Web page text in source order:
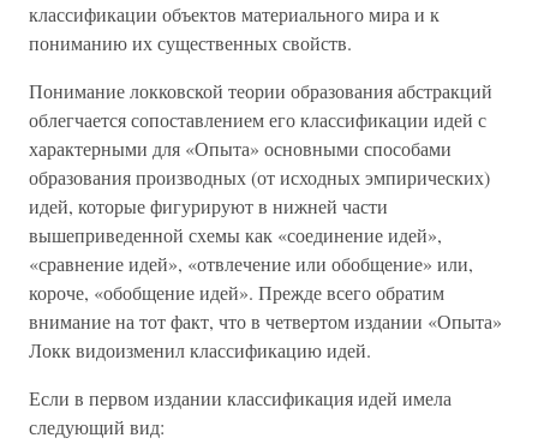
классификации объектов материального мира и к
пониманию их существенных свойств.
Понимание локковской теории образования абстракций
облегчается сопоставлением его классификации идей с
характерными для «Опыта» основными способами
образования производных (от исходных эмпирических)
идей, которые фигурируют в нижней части
вышеприведенной схемы как «соединение идей»,
«сравнение идей», «отвлечение или обобщение» или,
короче, «обобщение идей». Прежде всего обратим
внимание на тот факт, что в четвертом издании «Опыта»
Локк видоизменил классификацию идей.
Если в первом издании классификация идей имела
следующий вид: